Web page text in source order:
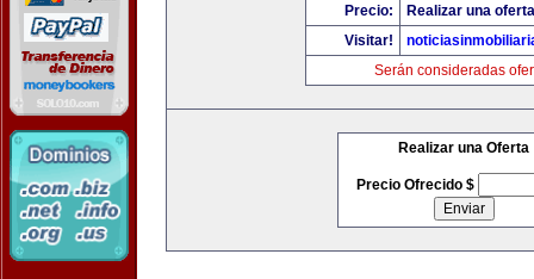
Precio:
Realizar una
Visitar!
Serán consideradas
Realizar una Oferta
Precio Ofrecido $